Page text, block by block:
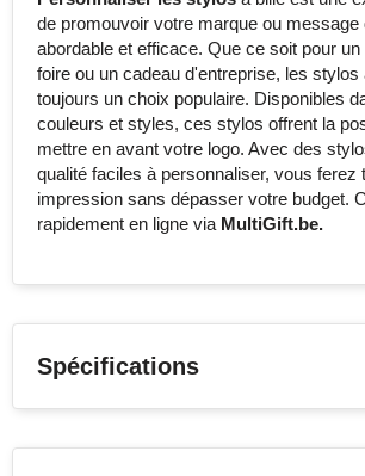
de promouvoir votre marque ou message
abordable et efficace. Que ce soit pour
foire ou un cadeau d'entreprise, les stylos
toujours un choix populaire. Disponibles
couleurs et styles, ces stylos offrent la
mettre en avant votre logo. Avec des
qualité faciles à personnaliser, vous ferez
impression sans dépasser votre budget.
rapidement en ligne via MultiGift.be.
Spécifications